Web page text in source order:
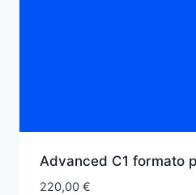
Advanced C1 formato
220,00 €